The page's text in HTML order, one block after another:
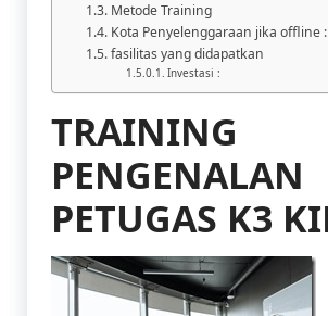
Metode Training
Kota Penyelenggaraan jika offline :
fasilitas yang didapatkan
Investasi :
TRAINING
PENGENALAN
PETUGAS K3